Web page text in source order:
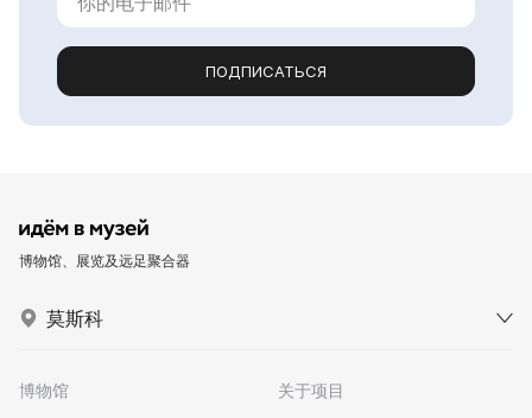
ПОДПИСАТЬСЯ
博物馆、展览及远足聚合器
莫斯科
博物馆
关于项目